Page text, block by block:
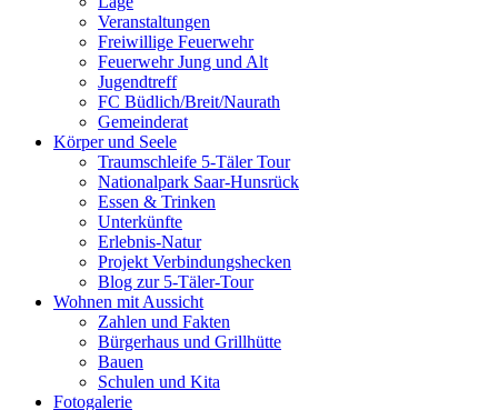
Veranstaltungen
Freiwillige Feuerwehr
Feuerwehr Jung und Alt
Jugendtreff
FC Büdlich/Breit/Naurath
Gemeinderat
Körper und Seele
Traumschleife 5-Täler Tour
Nationalpark Saar-Hunsrück
Essen & Trinken
Unterkünfte
Erlebnis-Natur
Projekt Verbindungshecken
Blog zur 5-Täler-Tour
Wohnen mit Aussicht
Zahlen und Fakten
Bürgerhaus und Grillhütte
Bauen
Schulen und Kita
Fotogalerie